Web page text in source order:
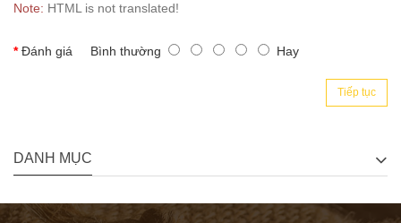
Note: HTML is not translated!
Đánh giá Bình thường Hay
Tiếp tục
DANH MỤC